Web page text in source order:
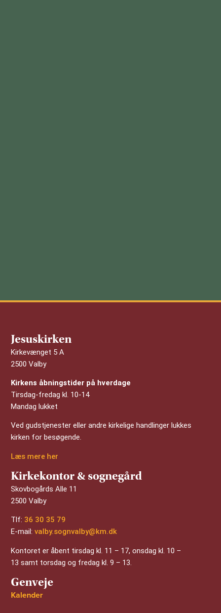
Jesuskirken
Kirkevænget 5 A
2500 Valby
Kirkens åbningstider på hverdage
Tirsdag-fredag kl. 10-14
Mandag lukket
Ved gudstjenester eller andre kirkelige handlinger lukkes
kirken for besøgende.
Læs mere her
Kirkekontor & sognegård
Skovbogårds Alle 11
2500 Valby
Tlf: 36 30 35 79
E-mail:valby.sognvalby@km.dk
Kontoret er åbent tirsdag kl. 11 – 17, onsdag kl. 10 –
13 samt torsdag og fredag kl. 9 – 13.
Genveje
Kalender